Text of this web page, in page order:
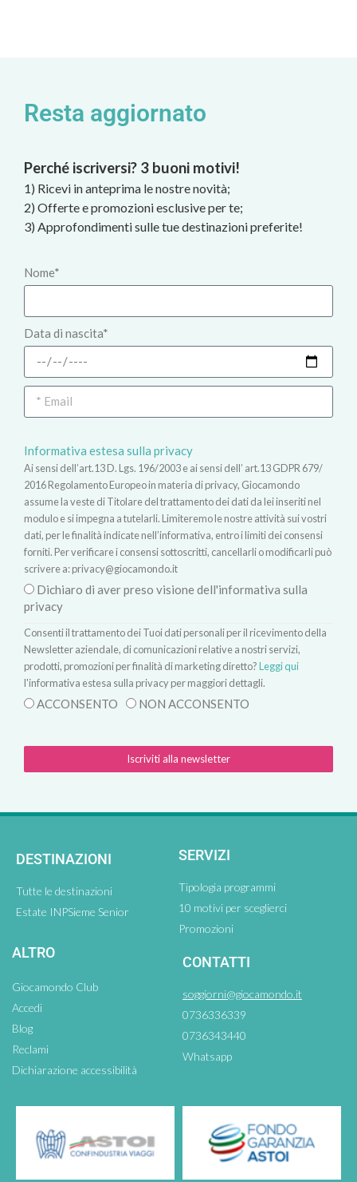
Resta aggiornato
Perché iscriversi? 3 buoni motivi!
1) Ricevi in anteprima le nostre novità;
2) Offerte e promozioni esclusive per te;
3) Approfondimenti sulle tue destinazioni preferite!
Nome*
Data di nascita*
Informativa estesa sulla privacy
Ai sensi dell’art.13 D. Lgs. 196/2003 e ai sensi dell’ art.13 GDPR 679/
2016 Regolamento Europeo in materia di privacy, Giocamondo
assume la veste di Titolare del trattamento dei dati da lei inseriti nel
modulo e si impegna a tutelarli. Limiteremo le nostre attività sui vostri
dati, per le finalità indicate nell’informativa, entro i limiti dei consensi
forniti. Per verificare i consensi sottoscritti, cancellarli o modificarli può
scrivere a:privacy@giocamondo.it
Dichiaro di aver preso visione dell'informativa sulla
privacy
Consenti il trattamento dei Tuoi dati personali per il ricevimento della
Newsletter aziendale, di comunicazioni relative a nostri servizi,
prodotti, promozioni per finalità di marketing diretto?Leggi qui
l'informativa estesa sulla privacy per maggiori dettagli.
ACCONSENTO NON ACCONSENTO
Iscriviti alla newsletter
DESTINAZIONI
Tutte le destinazioni
Estate INPSieme Senior
SERVIZI
Tipologia programmi
10 motivi per sceglierci
Promozioni
ALTRO
Giocamondo Club
Accedi
Blog
Reclami
Dichiarazione accessibilità
CONTATTI
soggiorni@giocamondo.it
0736336339
0736343440
Whatsapp